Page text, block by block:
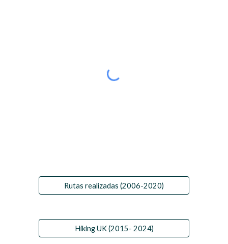
Rutas realizadas (2006-2020)
Hiking UK (2015- 2024)